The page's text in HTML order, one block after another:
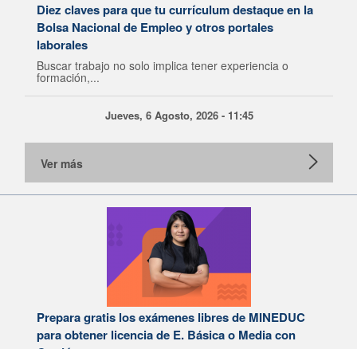
Diez claves para que tu currículum destaque en la
Bolsa Nacional de Empleo y otros portales
laborales
Buscar trabajo no solo implica tener experiencia o
formación,...
Jueves, 6 Agosto, 2026 - 11:45
Ver más
Prepara gratis los exámenes libres de MINEDUC
para obtener licencia de E. Básica o Media con